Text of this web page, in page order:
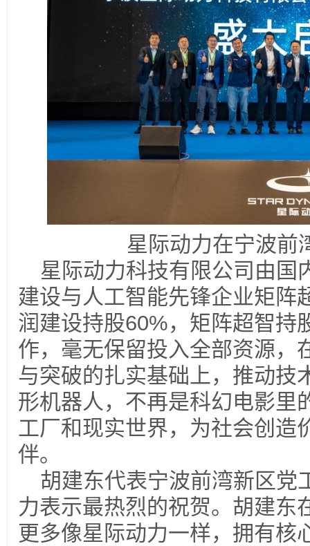
星际动力在宁波前
星际动力科技有限公司由国
建设与人工智能先锋企业矩阵
润建设持股60%，矩阵超智持
作，毫无保留投入全部资源，
与突破的扎实基础上，推动技
形机器人，不再是科幻电影里
工厂和现实世界，为社会创造
伴。
胡建东代表宁波前湾新区党
力表示最热烈的祝贺。胡建东
更多像星际动力一样，拥有核